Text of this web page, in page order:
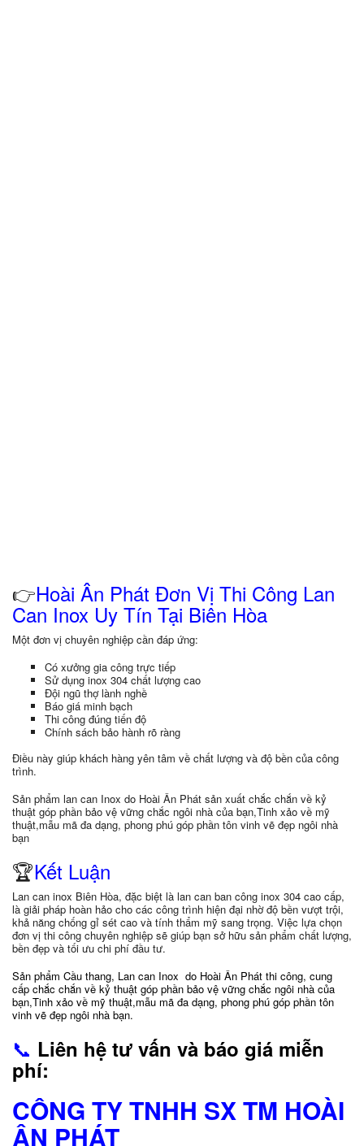
👉Hoài Ân Phát Đơn Vị Thi Công Lan
Can Inox Uy Tín Tại Biên Hòa
Một đơn vị chuyên nghiệp cần đáp ứng:
Có xưởng gia công trực tiếp
Sử dụng inox 304 chất lượng cao
Đội ngũ thợ lành nghề
Báo giá minh bạch
Thi công đúng tiến độ
Chính sách bảo hành rõ ràng
Điều này giúp khách hàng yên tâm về chất lượng và độ bền của công
trình.
Sản phẩm lan can Inox do Hoài Ân Phát sản xuất chắc chắn về kỷ
thuật góp phần bảo vệ vững chắc ngôi nhà của bạn,Tinh xảo về mỹ
thuật,mẫu mã đa dạng, phong phú góp phần tôn vinh vẽ đẹp ngôi nhà
bạn
🏆Kết Luận
Lan can inox Biên Hòa, đặc biệt là lan can ban công inox 304 cao cấp,
là giải pháp hoàn hảo cho các công trình hiện đại nhờ độ bền vượt trội,
khả năng chống gỉ sét cao và tính thẩm mỹ sang trọng. Việc lựa chọn
đơn vị thi công chuyên nghiệp sẽ giúp bạn sở hữu sản phẩm chất lượng,
bền đẹp và tối ưu chi phí đầu tư.
Sản phẩm Cầu thang, Lan can Inox do Hoài Ân Phát thi công, cung
cấp chắc chắn về kỷ thuật góp phần bảo vệ vững chắc ngôi nhà của
bạn,Tinh xảo về mỹ thuật,mẫu mã đa dạng, phong phú góp phần tôn
vinh vẽ đẹp ngôi nhà bạn.
📞 Liên hệ tư vấn và báo giá miễn
phí:
CÔNG TY TNHH SX TM HOÀI
ÂN PHÁT